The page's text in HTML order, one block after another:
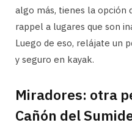
algo más, tienes la opción
rappel a lugares que son
Luego de eso, relájate un
y seguro en kayak.
Miradores: otra
Cañón del